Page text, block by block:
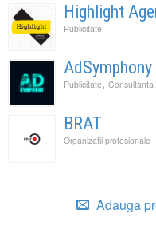
Highlight
Publicitate
AdSymphony
Publicitate, Consultanta
BRAT
Organizatii profesionale
Adauga